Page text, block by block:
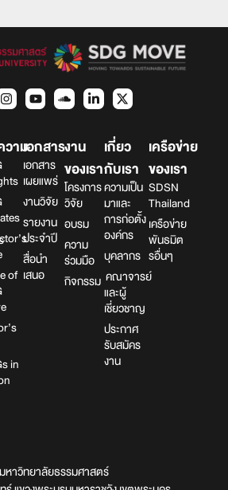
าม
of
in
เอกสาร
เอกสาร
เผยแพร่
งานวิจัย
รายงาน
ประจำปี
สื่อนำ
เสนอ
งาน
ของเรา
โครงการ
วิจัย
อบรม
ความ
ร่วมมือ
กิจกรรม
เกี่ยว
กับเรา
ความเป็น
มาและ
การก่อตั้ง
องค์กร
บุคลากร
คณาจารย์
และผู้
เชี่ยวชาญ
ประกาศ
รับสมัคร
งาน
เครือข่าย
ของเรา
SDSN
Thailand
เครือข่าย
พันธมิต
รอื่นๆ
หาวิทยาลัยธรรมศาสตร์